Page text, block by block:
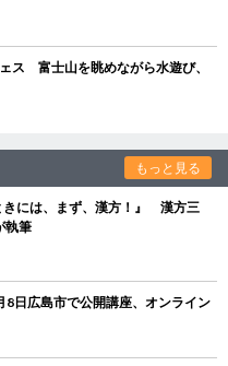
ス 富士山を眺めながら水遊び、
もっと見る
きには、まず、漢方！』 漢方三
執筆
日広島市で公開講座、オンライン